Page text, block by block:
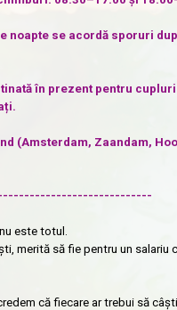
noapte se acordă sporuri
în prezent pentru
(Amsterdam, Zaandam,
este totul.
merită să fie pentru un salariu
că fiecare ar trebui să